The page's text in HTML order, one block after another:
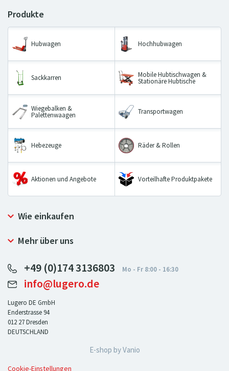
Hubwagen Hochhubwagen
Sackkarren Mobile Hubtischwagen &
Stationäre Hubtische
Wiegebalken &
Palettenwaagen Transportwagen
Hebezeuge Räder & Rollen
Aktionen und Angebote Vorteilhafte Produktpakete
Wie einkaufen
Reklamationsordnung
Datenschutz
Mehr über uns
Impressum
+49 (0)174 3136803
info@lugero.de
Lugero DE GmbH
Enderstrasse 94
012 27Dresden
DEUTSCHLAND
E-shop byVanio
Cookie-Einstellungen